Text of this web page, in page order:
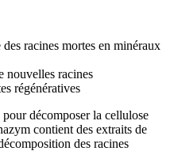
racines mortes en minéraux
nouvelles racines
régénératives
décomposer la cellulose
contient des extraits de
des racines